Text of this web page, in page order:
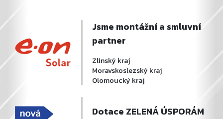
Jsme montážní a smluvní
partner
Zlínský kraj
Moravskoslezský kraj
Olomoucký kraj
Dotace ZELENÁ ÚSPORÁM